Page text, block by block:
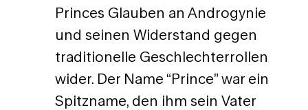
Princes Glauben an Androgynie
und seinen Widerstand gegen
traditionelle Geschlechterrollen
wider. Der Name “Prince” war ein
Spitzname, den ihm sein Vater